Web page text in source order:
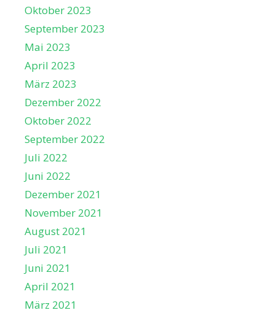
Oktober 2023
September 2023
Mai 2023
April 2023
März 2023
Dezember 2022
Oktober 2022
September 2022
Juli 2022
Juni 2022
Dezember 2021
November 2021
August 2021
Juli 2021
Juni 2021
April 2021
März 2021